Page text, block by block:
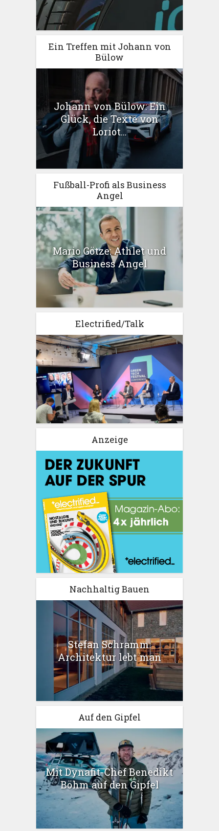
Ein Treffen mit Johann von
Bülow
Johann von Bülow: Ein
Glück, die Texte von
Loriot...
Fußball-Profi als Business
Angel
Mario Götze: Athlet und
Business Angel
Electrified/Talk
Anzeige
Nachhaltig Bauen
Stefan Schramm:
Architektur lebt man
Auf den Gipfel
Mit Dynafit-Chef Benedikt
Böhm auf den Gipfel